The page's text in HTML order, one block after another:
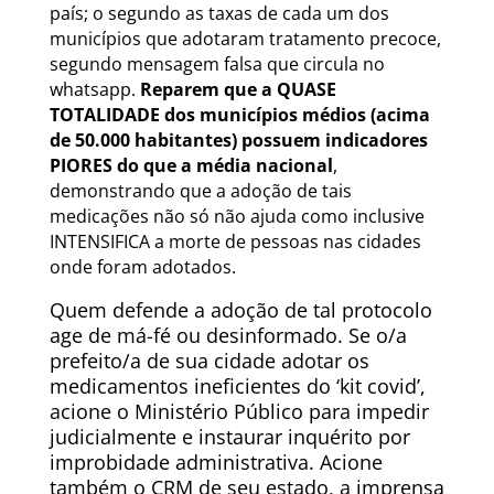
país; o segundo as taxas de cada um dos
municípios que adotaram tratamento precoce,
segundo mensagem falsa que circula no
whatsapp. Reparem que a QUASE
TOTALIDADE dos municípios médios (acima
de 50.000 habitantes) possuem indicadores
PIORES do que a média nacional,
demonstrando que a adoção de tais
medicações não só não ajuda como inclusive
INTENSIFICA a morte de pessoas nas cidades
onde foram adotados.
Quem defende a adoção de tal protocolo
age de má-fé ou desinformado. Se o/a
prefeito/a de sua cidade adotar os
medicamentos ineficientes do ‘kit covid’,
acione o Ministério Público para impedir
judicialmente e instaurar inquérito por
improbidade administrativa. Acione
também o CRM de seu estado, a imprensa